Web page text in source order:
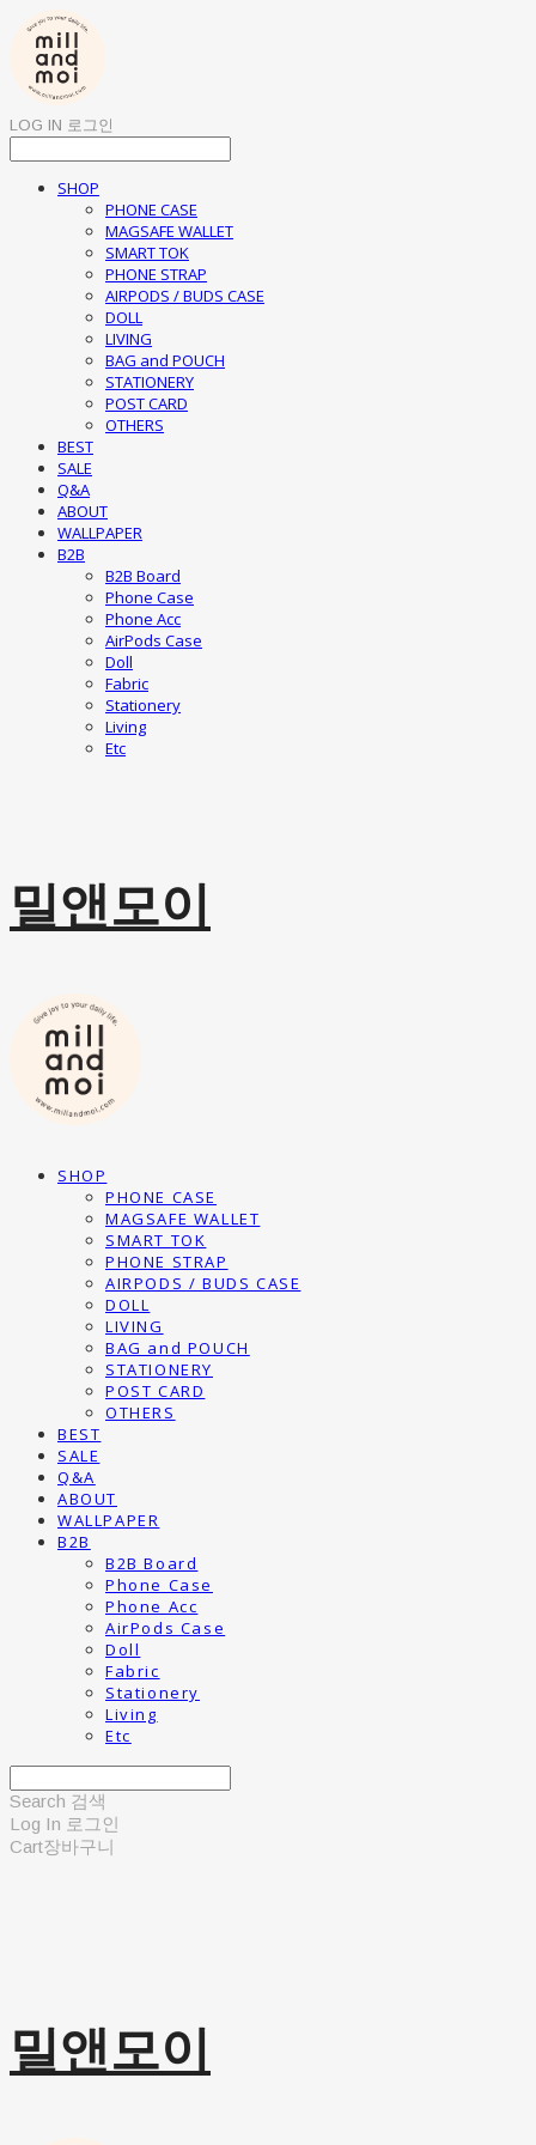
LOG IN 로그인
SHOP
PHONE CASE
MAGSAFE WALLET
SMART TOK
PHONE STRAP
AIRPODS / BUDS CASE
DOLL
LIVING
BAG and POUCH
STATIONERY
POST CARD
OTHERS
BEST
SALE
Q&A
ABOUT
WALLPAPER
B2B
B2B Board
Phone Case
Phone Acc
AirPods Case
Doll
Fabric
Stationery
Living
Etc
밀앤모이
SHOP
PHONE CASE
MAGSAFE WALLET
SMART TOK
PHONE STRAP
AIRPODS / BUDS CASE
DOLL
LIVING
BAG and POUCH
STATIONERY
POST CARD
OTHERS
BEST
SALE
Q&A
ABOUT
WALLPAPER
B2B
B2B Board
Phone Case
Phone Acc
AirPods Case
Doll
Fabric
Stationery
Living
Etc
Search 검색
Log In 로그인
Cart장바구니
밀앤모이